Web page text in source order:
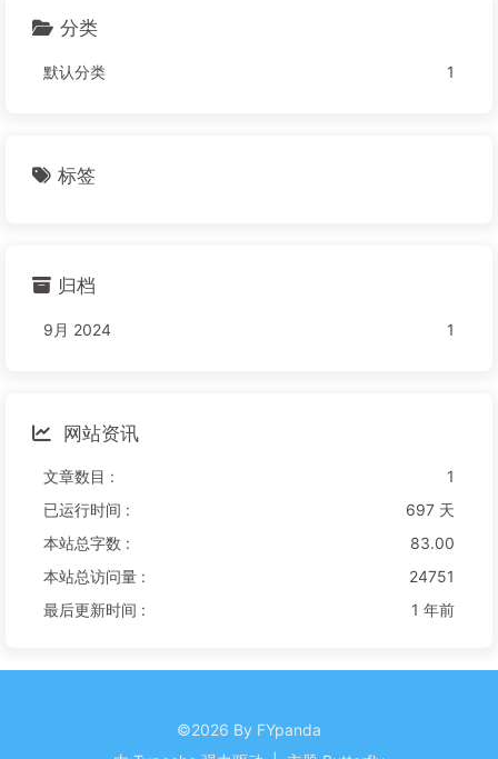
分类
默认分类 1
标签
归档
9月 2024 1
网站资讯
文章数目 :
1
已运行时间 :
697 天
本站总字数 :
83.00
本站总访问量 :
24751
最后更新时间 :
1 年前
©2026 By FYpanda